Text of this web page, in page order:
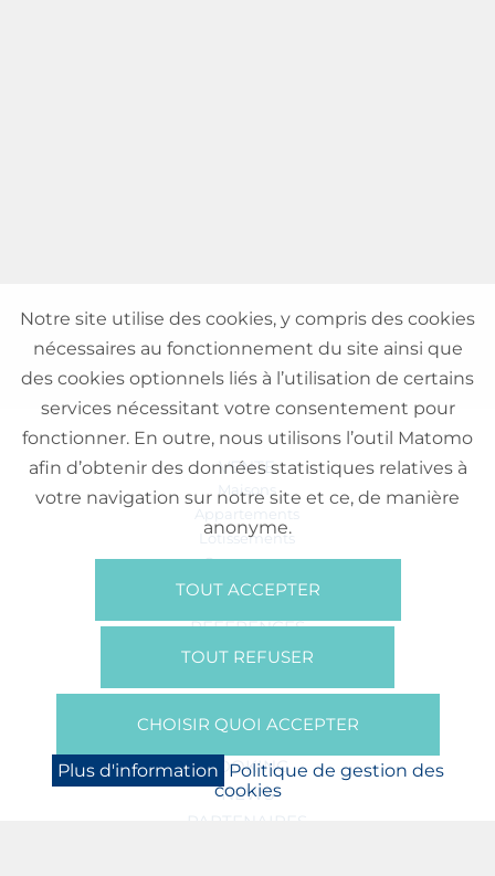
VENTE
Maisons
Appartements
Lotissements
Commerces
Bureaux
RÉFÉRENCES
SUR NOUS
Presse
BOOKING
NEWS
PARTENAIRES
Notre site utilise des cookies, y compris des cookies
nécessaires au fonctionnement du site ainsi que
des cookies optionnels liés à l’utilisation de certains
services nécessitant votre consentement pour
fonctionner. En outre, nous utilisons l’outil Matomo
afin d’obtenir des données statistiques relatives à
votre navigation sur notre site et ce, de manière
anonyme.
TOUT ACCEPTER
TOUT REFUSER
CHOISIR QUOI ACCEPTER
Plus d'information Politique de gestion des
cookies